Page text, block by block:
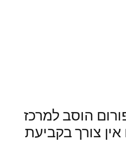
הוסב למרכז
אין צורך בקביעת